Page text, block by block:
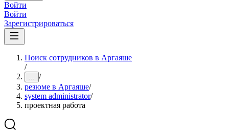
Войти
Войти
Зарегистрироваться
Поиск сотрудников в Аргаяше
/
... /
резюме в Аргаяше/
system administrator/
проектная работа